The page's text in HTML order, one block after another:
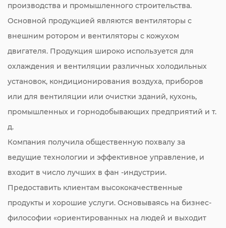
производства и промышленного строительства.
Основной продукцией являются вентиляторы с
внешним ротором и вентиляторы с кожухом
двигателя. Продукция широко используется для
охлаждения и вентиляции различных холодильных
установок, кондиционирования воздуха, приборов
или для вентиляции или очистки зданий, кухонь,
промышленных и горнодобывающих предприятий и т.
д.
Компания получила общественную похвалу за
ведущие технологии и эффективное управление, и
входит в число лучших в фан -индустрии.
Предоставить клиентам высококачественные
продукты и хорошие услуги. Основываясь на бизнес-
философии «ориентированных на людей и выходит